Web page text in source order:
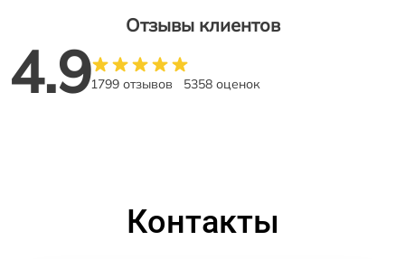
Отзывы клиентов
4.91799 отзывов 5358 оценок
Контакты